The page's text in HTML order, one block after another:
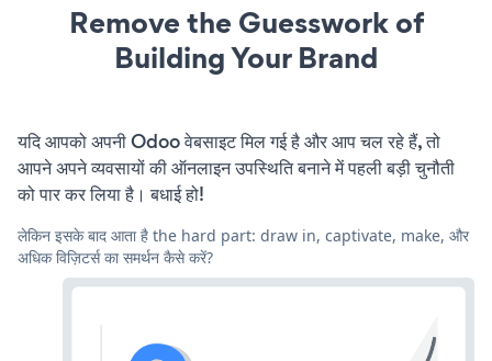
Remove the Guesswork of
Building Your Brand
यदि आपको अपनी Odoo वेबसाइट मिल गई है और आप चल रहे हैं, तो
आपने अपने व्यवसायों की ऑनलाइन उपस्थिति बनाने में पहली बड़ी चुनौती
को पार कर लिया है। बधाई हो!
लेकिन इसके बाद आता है the hard part: draw in, captivate, make, और
अधिक विज़िटर्स का समर्थन कैसे करें?